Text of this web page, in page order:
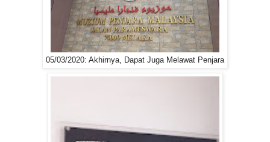
05/03/2020: Akhirnya, Dapat Juga Melawat Penjara